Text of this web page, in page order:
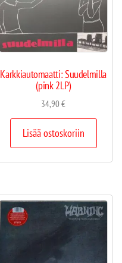
Karkkiautomaatti: Suudelmilla
(pink 2LP)
34,90€
Lisää ostoskoriin